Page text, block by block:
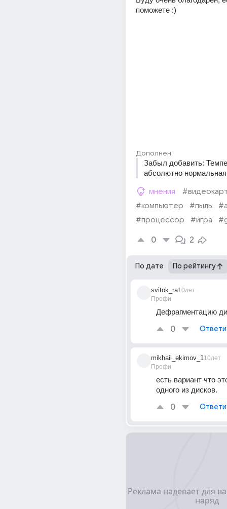
поможете :)
Дополнен
Забыл добавить:
абсолютно
мнения
#компьютер
#пыль
#процессор
#игра
0 2
По дате По рейтингу
svitok_ra
Профи
10лет
Дефрагментацию
0
mikhail_ekimov_1
Профи
10лет
есть вариант что
одного из дисков.
0